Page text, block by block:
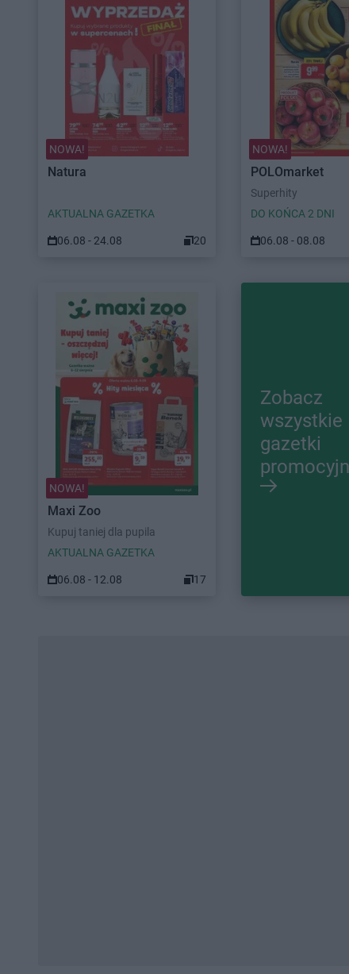
NOWA!
Natura
AKTUALNA GAZETKA
06.08 - 24.08 20
NOWA!
POLOmarket
Superhity
DO KOŃCA 2 DNI
06.08 - 08.08
NOWA!
Maxi Zoo
Kupuj taniej dla pupila
AKTUALNA GAZETKA
06.08 - 12.08 17
Zobacz
wszystkie
gazetki